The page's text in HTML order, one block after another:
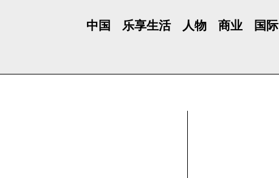
中国 乐享生活 人物 商业 国际